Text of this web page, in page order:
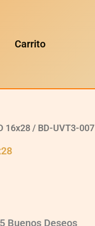
Carrito
16x28/ BD-UVT3-007
Buenos Deseos